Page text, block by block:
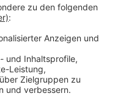
Thema